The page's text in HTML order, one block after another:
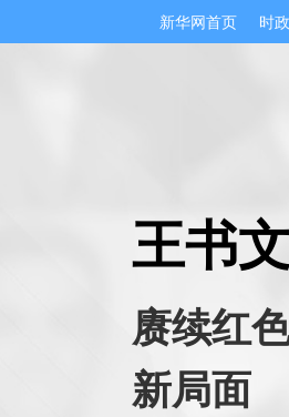
新华网首页 时政
王书
赓续红
新局面